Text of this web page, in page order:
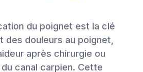
du poignet est la clé
des douleurs au poignet,
après chirurgie ou
canal carpien. Cette